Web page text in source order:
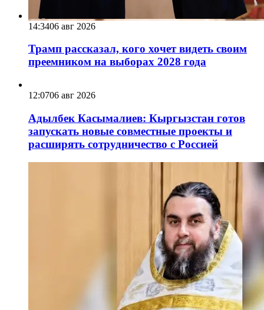
14:3406 авг 2026
Трамп рассказал, кого хочет видеть своим
преемником на выборах 2028 года
12:0706 авг 2026
Адылбек Касымалиев: Кыргызстан готов
запускать новые совместные проекты и
расширять сотрудничество с Россией